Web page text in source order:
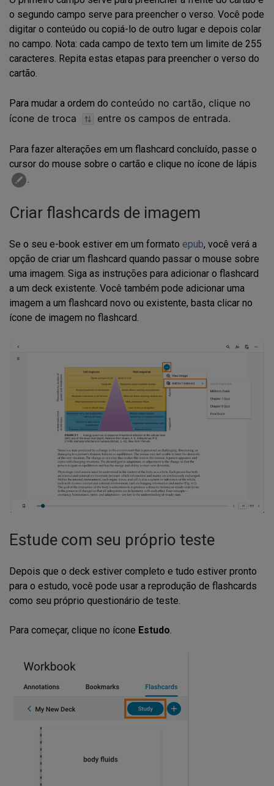
o segundo campo serve para preencher o verso. Você pode
digitar o conteúdo ou copiá-lo de outro lugar e depois colar
no campo. Nota: cada campo de texto tem um limite de 255
caracteres. Repita estas etapas para preencher o verso do
cartão.
Para mudar a ordem do conteúdo no cartão, clique no
ícone de troca
entre os campos de entrada.
Para fazer alterações em um flashcard concluído, passe o
cursor do mouse sobre o cartão e clique no ícone de lápis
.
Criar flashcards de imagem
Se o seu e-book estiver em um formato epub, você verá a
opção de criar um flashcard quando passar o mouse sobre
uma imagem. Siga as instruções para adicionar o flashcard
a um deck existente. Você também pode adicionar uma
imagem a um flashcard novo ou existente, basta clicar no
ícone de imagem no flashcard.
Estude com seu próprio teste
Depois que o deck estiver completo e tudo estiver pronto
para o estudo, você pode usar a reprodução de flashcards
como seu próprio questionário de teste.
Para começar, clique no ícone Estudo